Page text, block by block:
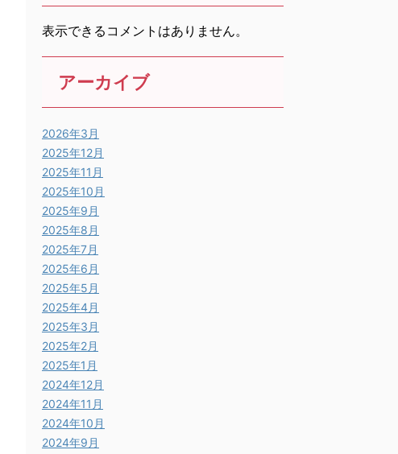
表示できるコメントはありません。
アーカイブ
2026年3月
2025年12月
2025年11月
2025年10月
2025年9月
2025年8月
2025年7月
2025年6月
2025年5月
2025年4月
2025年3月
2025年2月
2025年1月
2024年12月
2024年11月
2024年10月
2024年9月